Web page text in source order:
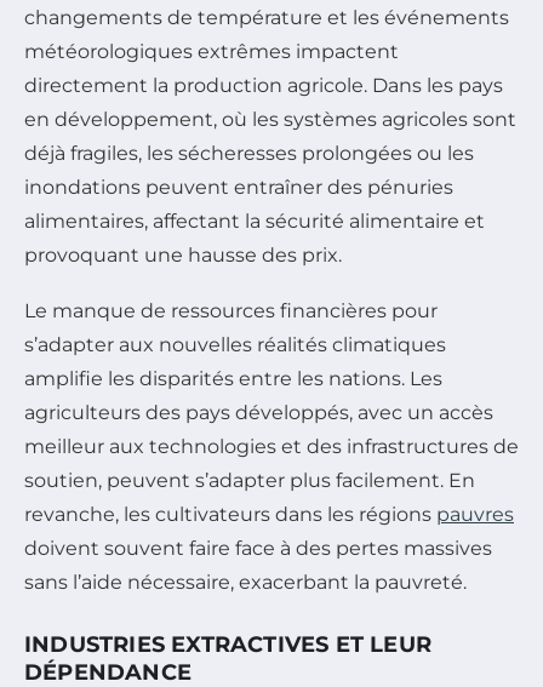
changements de température et les événements
météorologiques extrêmes impactent
directement la production agricole. Dans les pays
en développement, où les systèmes agricoles sont
déjà fragiles, les sécheresses prolongées ou les
inondations peuvent entraîner des pénuries
alimentaires, affectant la sécurité alimentaire et
provoquant une hausse des prix.
Le manque de ressources financières pour
s’adapter aux nouvelles réalités climatiques
amplifie les disparités entre les nations. Les
agriculteurs des pays développés, avec un accès
meilleur aux technologies et des infrastructures de
soutien, peuvent s’adapter plus facilement. En
revanche, les cultivateurs dans les régions pauvres
doivent souvent faire face à des pertes massives
sans l’aide nécessaire, exacerbant la pauvreté.
INDUSTRIES EXTRACTIVES ET LEUR
DÉPENDANCE